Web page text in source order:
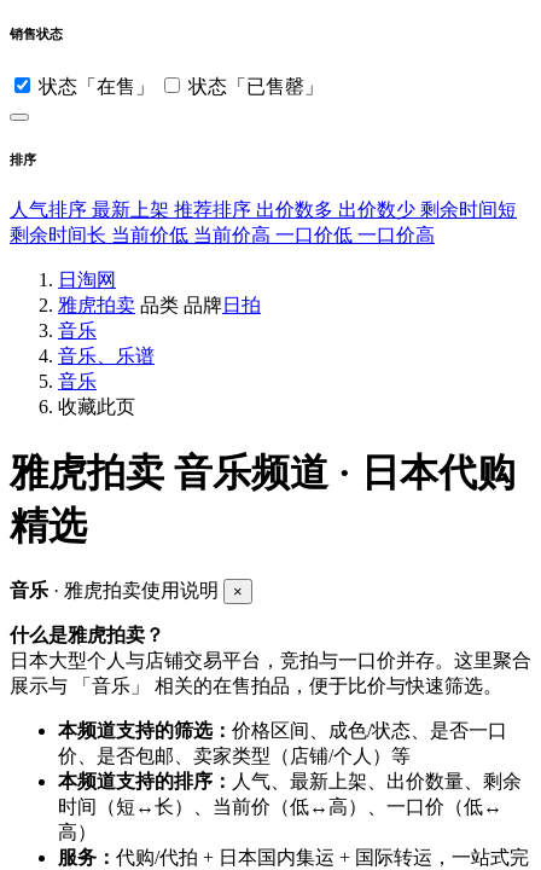
销售状态
状态「在售」 状态「已售罄」
排序
人气排序 最新上架 推荐排序 出价数多 出价数少 剩余时间短
剩余时间长 当前价低 当前价高 一口价低 一口价高
日淘网
雅虎拍卖 品类 品牌日拍
音乐
音乐、乐谱
音乐
收藏此页
雅虎拍卖 音乐频道 · 日本代购
精选
音乐 · 雅虎拍卖使用说明 ×
什么是雅虎拍卖？
日本大型个人与店铺交易平台，竞拍与一口价并存。这里聚合
展示与 「音乐」 相关的在售拍品，便于比价与快速筛选。
本频道支持的筛选： 价格区间、成色/状态、是否一口
价、是否包邮、卖家类型（店铺/个人）等
本频道支持的排序： 人气、最新上架、出价数量、剩余
时间（短↔长）、当前价（低↔高）、一口价（低↔
高）
服务： 代购/代拍 + 日本国内集运 + 国际转运，一站式完